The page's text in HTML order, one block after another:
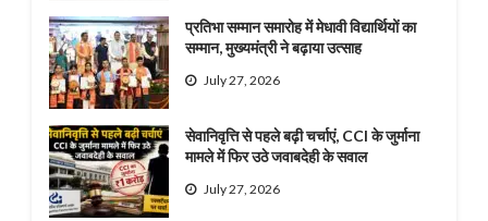
प्रतिभा सम्मान समारोह में मेधावी विद्यार्थियों का
सम्मान, मुख्यमंत्री ने बढ़ाया उत्साह
July 27, 2026
सेवानिवृत्ति से पहले बढ़ी चर्चाएं, CCI के जुर्माना
मामले में फिर उठे जवाबदेही के सवाल
July 27, 2026